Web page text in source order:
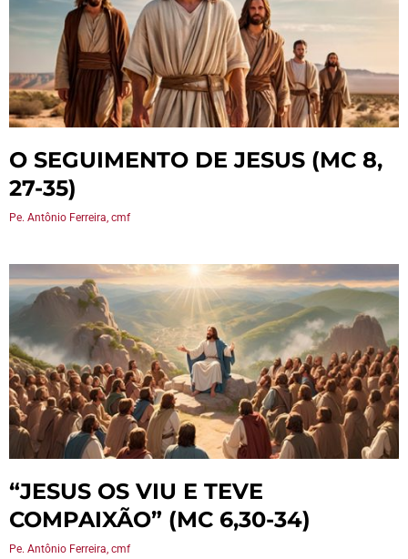
O SEGUIMENTO DE JESUS (MC 8,
27-35)
Pe. Antônio Ferreira, cmf
“JESUS OS VIU E TEVE
COMPAIXÃO” (MC 6,30-34)
Pe. Antônio Ferreira, cmf